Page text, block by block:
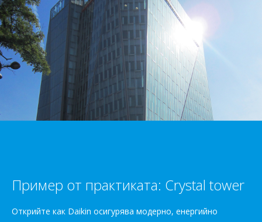
Пример от практиката: Crystal tower
Открийте как Daikin осигурява модерно, енергийно